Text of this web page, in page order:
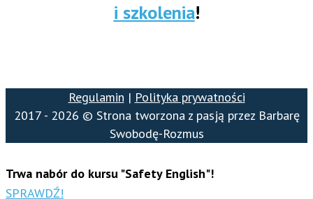
i szkolenia!
Regulamin | Polityka prywatności
2017 - 2026 © Strona tworzona z pasją przez Barbarę
Swobodę-Rozmus
Trwa nabór do kursu "Safety English"!
SPRAWDŹ!